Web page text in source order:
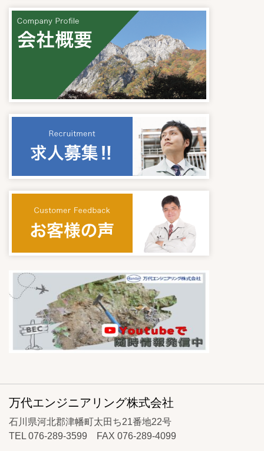
万代エンジニアリング株式会社
石川県河北郡津幡町太田ち21番地22号
TEL 076-289-3599 FAX 076-289-4099